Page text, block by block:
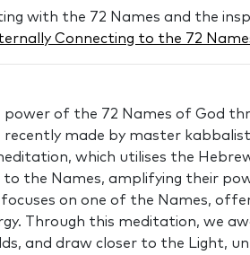
with the 72 Names and the
Connecting to the 72
of the 72 Names of God
made by master kabbalist
which utilises the
to the Names, amplifying their
on one of the Names,
Through this meditation, we
and draw closer to the Light,